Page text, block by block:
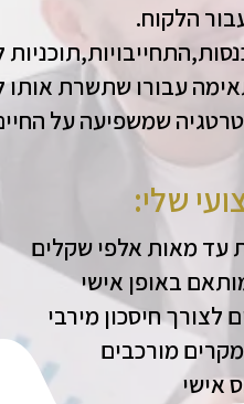
עבורו שתשרת אותו
אלפי שקלים
אישי
חיסכון מירבי
מורכבים